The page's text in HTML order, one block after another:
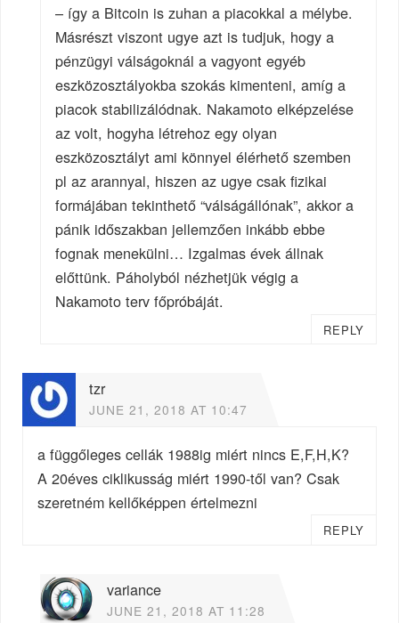
– így a Bitcoin is zuhan a piacokkal a mélybe.
Másrészt viszont ugye azt is tudjuk, hogy a
pénzügyi válságoknál a vagyont egyéb
eszközosztályokba szokás kimenteni, amíg a
piacok stabilizálódnak. Nakamoto elképzelése
az volt, hogyha létrehoz egy olyan
eszközosztályt ami könnyel élérhető szemben
pl az arannyal, hiszen az ugye csak fizikai
formájában tekinthető “válságállónak”, akkor a
pánik időszakban jellemzően inkább ebbe
fognak menekülni… Izgalmas évek állnak
előttünk. Páholyból nézhetjük végig a
Nakamoto terv főpróbáját.
REPLY
tzr
JUNE 21, 2018 AT 10:47
a függőleges cellák 1988ig miért nincs E,F,H,K?
A 20éves ciklikusság miért 1990-től van? Csak
szeretném kellőképpen értelmezni
REPLY
variance
JUNE 21, 2018 AT 11:28